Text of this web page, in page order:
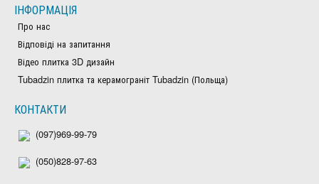
ІНФОРМАЦІЯ
Про нас
Відповіді на запитання
Відео плитка 3D дизайн
Tubadzin плитка та керамограніт Tubadzin (Польща)
КОНТАКТИ
(097)969-99-79
(050)828-97-63